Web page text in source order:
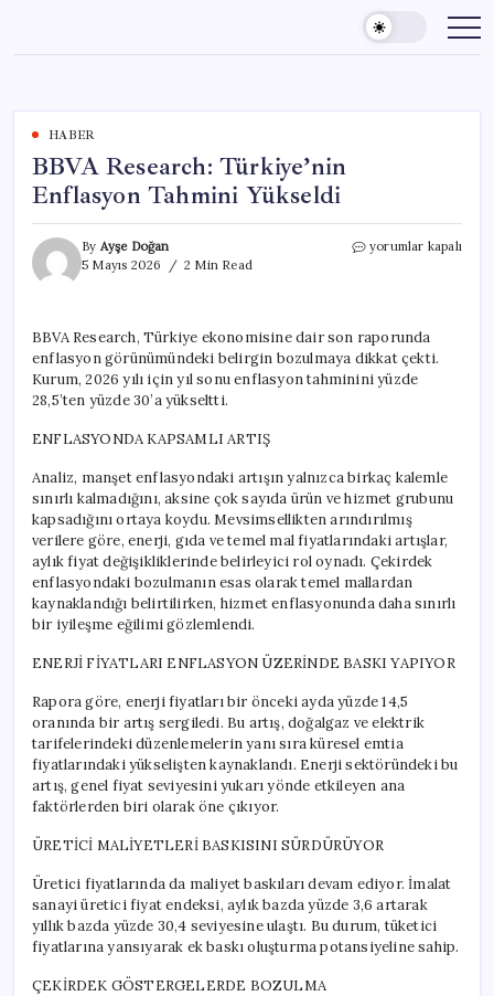
content
HABER
BBVA Research: Türkiye’nin
Enflasyon Tahmini Yükseldi
By Ayşe Doğan
5 Mayıs 2026
2 Min Read
BBVA
Yükseldi
için
yorumlar kapalı
BBVA Research, Türkiye ekonomisine dair son raporunda
enflasyon görünümündeki belirgin bozulmaya dikkat çekti.
Kurum, 2026 yılı için yıl sonu enflasyon tahminini yüzde
28,5’ten yüzde 30’a yükseltti.
ENFLASYONDA KAPSAMLI ARTIŞ
Analiz, manşet enflasyondaki artışın yalnızca birkaç kalemle
sınırlı kalmadığını, aksine çok sayıda ürün ve hizmet grubunu
kapsadığını ortaya koydu. Mevsimsellikten arındırılmış
verilere göre, enerji, gıda ve temel mal fiyatlarındaki artışlar,
aylık fiyat değişikliklerinde belirleyici rol oynadı. Çekirdek
enflasyondaki bozulmanın esas olarak temel mallardan
kaynaklandığı belirtilirken, hizmet enflasyonunda daha sınırlı
bir iyileşme eğilimi gözlemlendi.
ENERJİ FİYATLARI ENFLASYON ÜZERİNDE BASKI YAPIYOR
Rapora göre, enerji fiyatları bir önceki ayda yüzde 14,5
oranında bir artış sergiledi. Bu artış, doğalgaz ve elektrik
tarifelerindeki düzenlemelerin yanı sıra küresel emtia
fiyatlarındaki yükselişten kaynaklandı. Enerji sektöründeki bu
artış, genel fiyat seviyesini yukarı yönde etkileyen ana
faktörlerden biri olarak öne çıkıyor.
ÜRETİCİ MALİYETLERİ BASKISINI SÜRDÜRÜYOR
Üretici fiyatlarında da maliyet baskıları devam ediyor. İmalat
sanayi üretici fiyat endeksi, aylık bazda yüzde 3,6 artarak
yıllık bazda yüzde 30,4 seviyesine ulaştı. Bu durum, tüketici
fiyatlarına yansıyarak ek baskı oluşturma potansiyeline sahip.
ÇEKİRDEK GÖSTERGELERDE BOZULMA